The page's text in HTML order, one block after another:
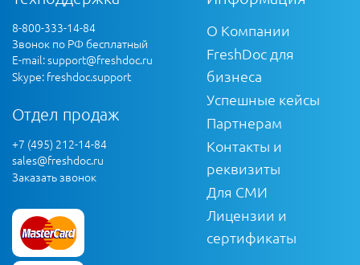
8-800-333-14-84
Звонок по РФ бесплатный
E-mail:support@freshdoc.ru
Skype: freshdoc.support
Отдел продаж
+7 (495) 212-14-84
sales@freshdoc.ru
Заказать звонок
О Компании
FreshDoc для
бизнеса
Успешные кейсы
Партнерам
Контакты и
реквизиты
Для СМИ
Лицензии и
сертификаты